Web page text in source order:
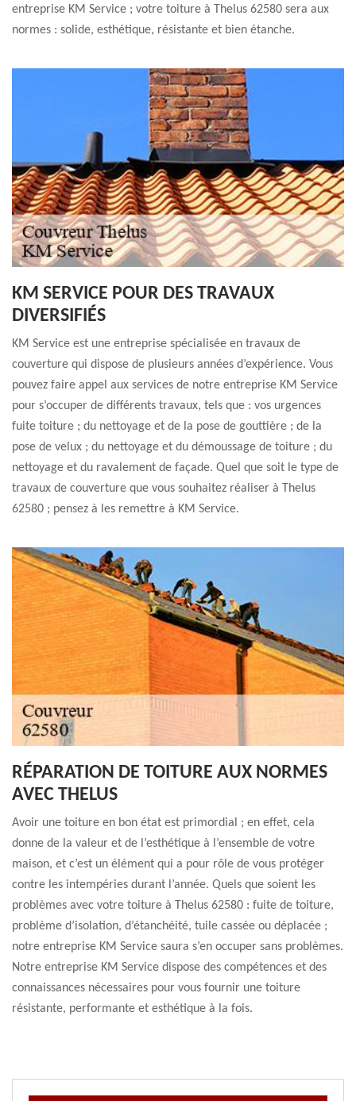
entreprise KM Service ; votre toiture à Thelus 62580 sera aux
normes : solide, esthétique, résistante et bien étanche.
KM SERVICE POUR DES TRAVAUX
DIVERSIFIÉS
KM Service est une entreprise spécialisée en travaux de
couverture qui dispose de plusieurs années d’expérience. Vous
pouvez faire appel aux services de notre entreprise KM Service
pour s’occuper de différents travaux, tels que : vos urgences
fuite toiture ; du nettoyage et de la pose de gouttière ; de la
pose de velux ; du nettoyage et du démoussage de toiture ; du
nettoyage et du ravalement de façade. Quel que soit le type de
travaux de couverture que vous souhaitez réaliser à Thelus
62580 ; pensez à les remettre à KM Service.
RÉPARATION DE TOITURE AUX NORMES
AVEC THELUS
Avoir une toiture en bon état est primordial ; en effet, cela
donne de la valeur et de l’esthétique à l’ensemble de votre
maison, et c’est un élément qui a pour rôle de vous protéger
contre les intempéries durant l’année. Quels que soient les
problèmes avec votre toiture à Thelus 62580 : fuite de toiture,
problème d’isolation, d’étanchéité, tuile cassée ou déplacée ;
notre entreprise KM Service saura s’en occuper sans problèmes.
Notre entreprise KM Service dispose des compétences et des
connaissances nécessaires pour vous fournir une toiture
résistante, performante et esthétique à la fois.